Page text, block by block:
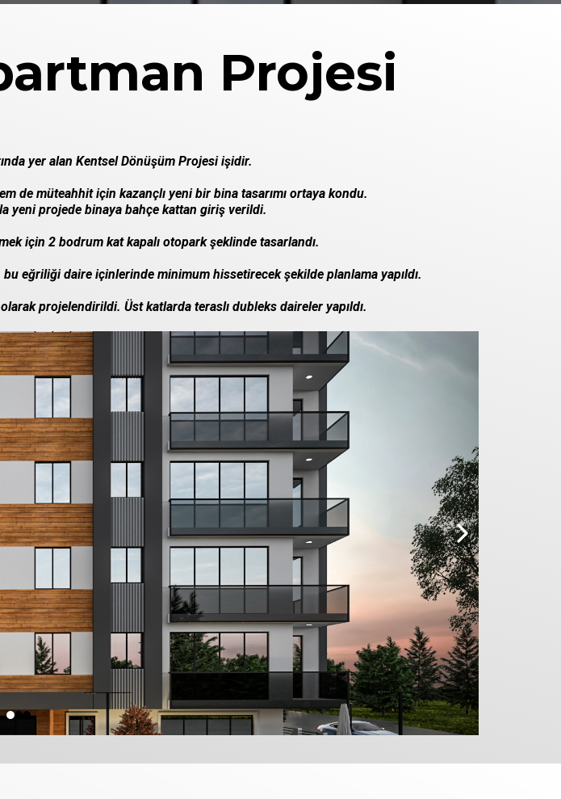
Projesi
yer alan Kentsel Dönüşüm Projesi işidir.
de müteahhit için kazançlı yeni bir bina tasarımı ortaya kondu.
yeni projede binaya bahçe kattan giriş verildi.
için 2 bodrum kat kapalı otopark şeklinde tasarlandı.
eğriliği daire içinlerinde minimum hissetirecek şekilde planlama yapıldı.
projelendirildi. Üst katlarda teraslı dubleks daireler yapıldı.